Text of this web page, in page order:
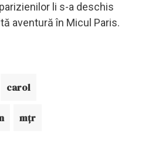
li s-a deschis
aventură în Micul Paris.
carol
mţr